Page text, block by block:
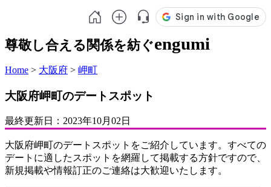
尊敬し合える関係を紡ぐengumi
Home > 大阪府 > 岬町
大阪府岬町のデートスポット
最終更新日： 2023年10月02日
大阪府岬町のデートスポットをご紹介しています。すべての
デートに適したスポットを網羅して掲載する方針ですので、
新規掲載や情報訂正のご連絡は大歓迎いたします。